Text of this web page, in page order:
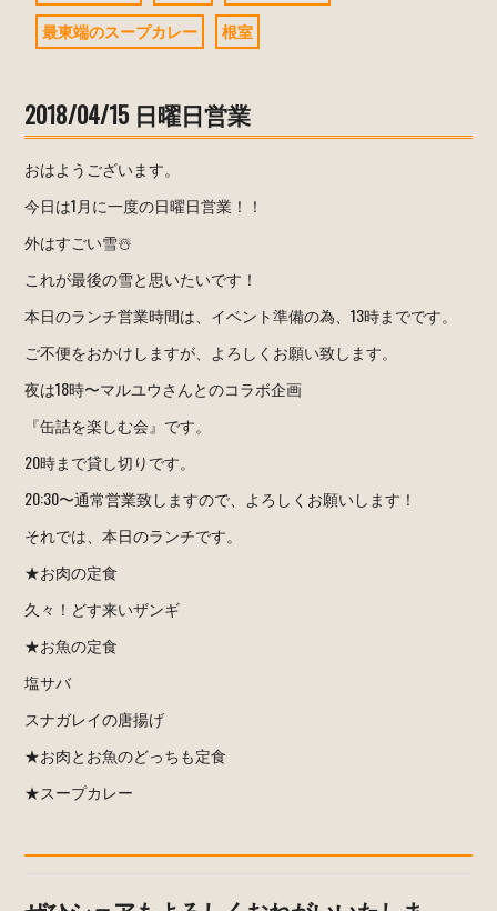
最東端のスープカレー
根室
2018/04/15 日曜日営業
おはようございます。
今日は1月に一度の日曜日営業！！
外はすごい雪☃️
これが最後の雪と思いたいです！
本日のランチ営業時間は、イベント準備の為、13時までです。
ご不便をおかけしますが、よろしくお願い致します。
夜は18時〜マルユウさんとのコラボ企画
『缶詰を楽しむ会』です。
20時まで貸し切りです。
20:30〜通常営業致しますので、よろしくお願いします！
それでは、本日のランチです。
★お肉の定食
久々！どす来いザンギ
★お魚の定食
塩サバ
スナガレイの唐揚げ
★お肉とお魚のどっちも定食
★スープカレー